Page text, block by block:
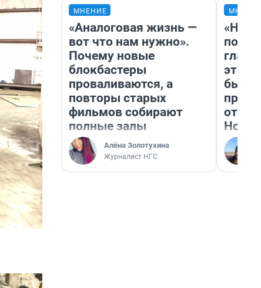
МНЕНИЕ
«Аналоговая жизнь —
вот что нам нужно».
Почему новые
блокбастеры
проваливаются, а
повторы старых
фильмов собирают
полные залы
Алёна Золотухина
Журналист НГС
этого
бьет